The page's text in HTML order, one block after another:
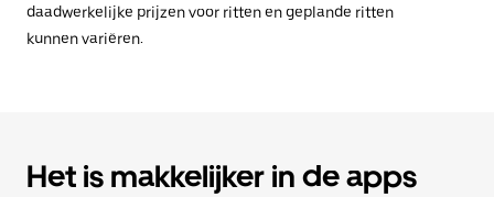
daadwerkelijke prijzen voor ritten en geplande ritten
kunnen variëren.
Het is makkelijker in de apps